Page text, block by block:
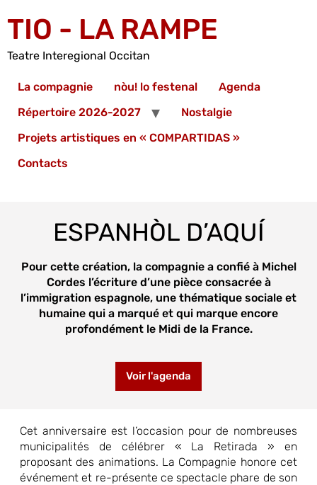
TIO - LA RAMPE
Teatre Interegional Occitan
La compagnie nòu! lo festenal
Agenda
Répertoire 2026-2027
Nostalgie
Projets artistiques en « COMPARTIDAS »
Contacts
ESPANHÒL D’AQUÍ
Pour cette création, la compagnie a confié à Michel
Cordes l’écriture d’une pièce consacrée à
l’immigration espagnole, une thématique sociale et
humaine qui a marqué et qui marque encore
profondément le Midi de la France.
Voir l'agenda
Cet anniversaire est l’occasion pour de nombreuses
municipalités de célébrer « La Retirada » en
proposant des animations. La Compagnie honore cet
événement et re-présente ce spectacle phare de son